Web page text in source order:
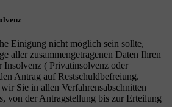
Einigung nicht möglich sein sollte,
aller zusammengetragenen Daten Ihren
( Privatinsolvenz oder
Antrag auf Restschuldbefreiung.
Sie in allen Verfahrensabschnitten
von der Antragstellung bis zur Erteilung